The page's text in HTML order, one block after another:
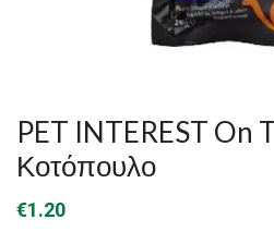
PET INTEREST On
Κοτόπουλο
€1.20